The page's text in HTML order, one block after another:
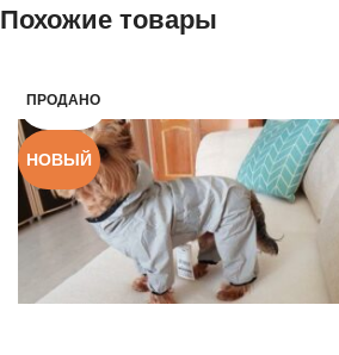
Похожие товары
ПРОДАНО
НОВЫЙ